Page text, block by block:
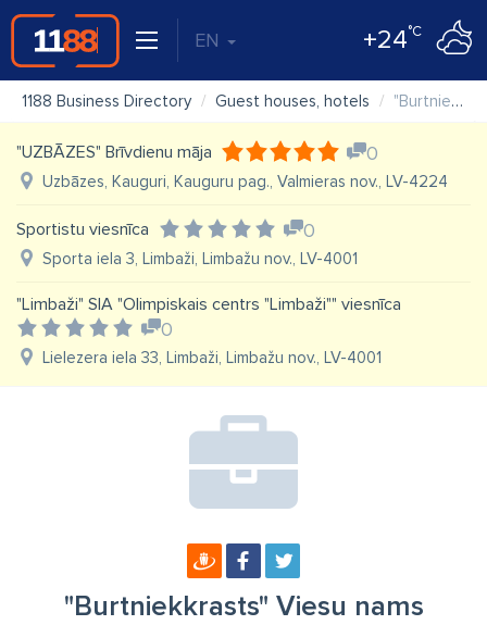
EN +24°C
1188 Business Directory Guest houses, hotels "Burtniekkrasts" Viesu nams
"UZBĀZES" Brīvdienu māja 0
Uzbāzes, Kauguri, Kauguru pag., Valmieras nov., LV-4224
Sportistu viesnīca 0
Sporta iela 3, Limbaži, Limbažu nov., LV-4001
"Limbaži" SIA "Olimpiskais centrs "Limbaži"" viesnīca
0
Lielezera iela 33, Limbaži, Limbažu nov., LV-4001
"Burtniekkrasts" Viesu nams